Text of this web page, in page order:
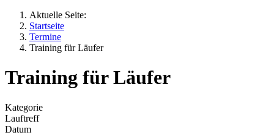
Aktuelle Seite:
Startseite
Termine
Training für Läufer
Training für Läufer
Kategorie
Lauftreff
Datum